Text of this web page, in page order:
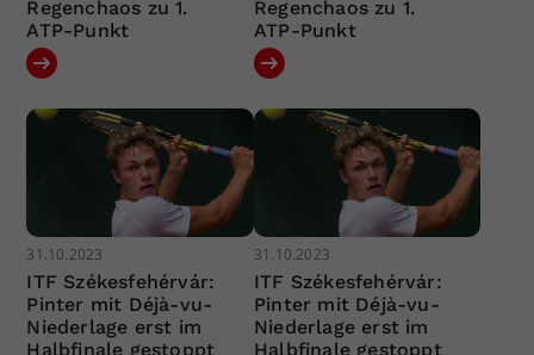
Regenchaos zu 1.
ATP-Punkt
Regenchaos zu 1.
ATP-Punkt
31.10.2023
ITF Székesfehérvár:
Pinter mit Déjà-vu-
Niederlage erst im
Halbfinale gestoppt
31.10.2023
ITF Székesfehérvár:
Pinter mit Déjà-vu-
Niederlage erst im
Halbfinale gestoppt